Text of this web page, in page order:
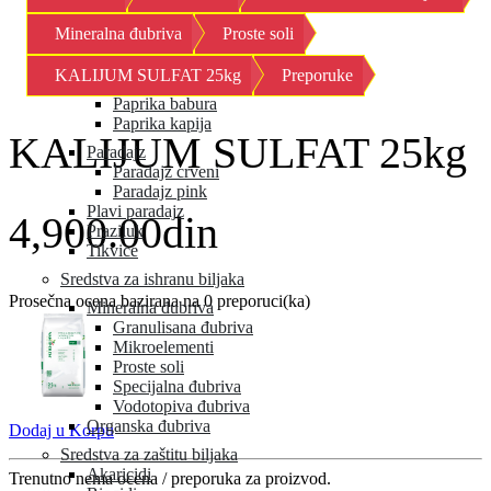
Kornison
Krastavac
Kupus
Paprika
Paprika babura
Paprika kapija
Paradajz
Paradajz crveni
Paradajz pink
Plavi paradajz
Praziluk
Tikvice
Sredstva za ishranu biljaka
Mineralna đubriva
Granulisana đubriva
Mikroelementi
Proste soli
Specijalna đubriva
Vodotopiva đubriva
Organska đubriva
Sredstva za zaštitu biljaka
Akaricidi
Mineralna đubriva Proste soli
KALIJUM SULFAT 25kg Preporuke
KALIJUM SULFAT 25kg
4,900.00din
Prosečna ocena bazirana na 0 preporuci(ka)
Dodaj u Korpu
Trenutno nema ocena / preporuka za proizvod.